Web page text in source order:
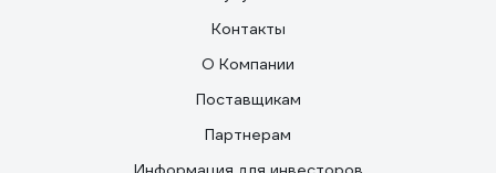
Контакты
О Компании
Поставщикам
Партнерам